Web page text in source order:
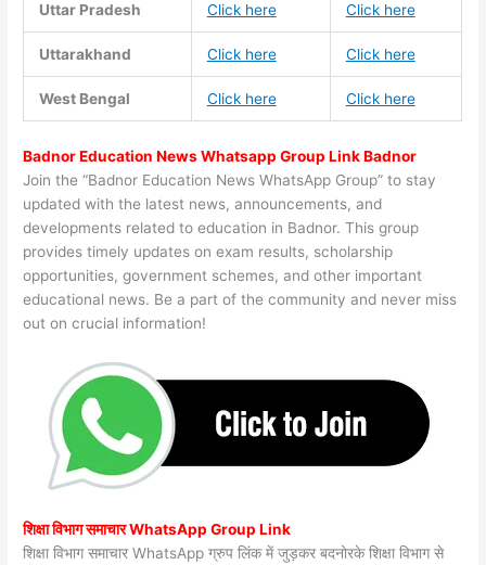
Uttar Pradesh Click here Click here
Uttarakhand Click here Click here
West Bengal Click here Click here
Badnor Education News Whatsapp Group Link Badnor
Join the “Badnor Education News WhatsApp Group” to stay
updated with the latest news, announcements, and
developments related to education in Badnor. This group
provides timely updates on exam results, scholarship
opportunities, government schemes, and other important
educational news. Be a part of the community and never miss
out on crucial information!
शिक्षा विभाग समाचार WhatsApp Group Link
शिक्षा विभाग समाचार WhatsApp ग्रुप लिंक में जुड़कर बदनोरके शिक्षा विभाग से